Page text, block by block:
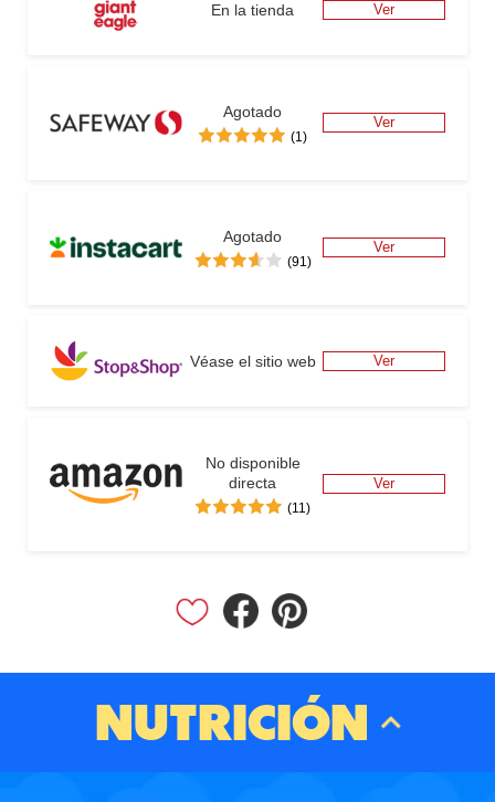
En la tienda Ver
Agotado
(1)
Ver
Agotado
(91)
Ver
Véase el sitio web Ver
No disponible
directa
(11)
Ver
NUTRICIÓN